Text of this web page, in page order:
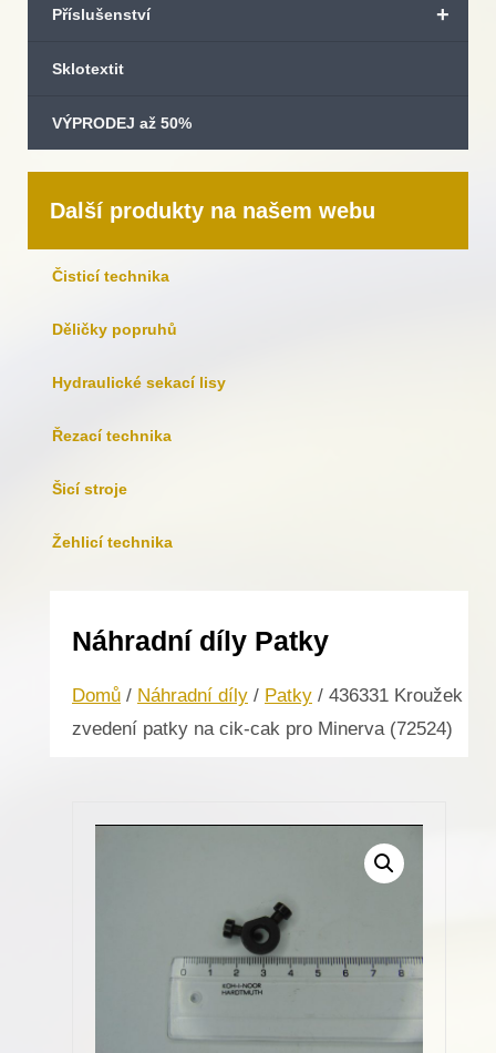
+
Příslušenství
Sklotextit
VÝPRODEJ až 50%
Další produkty na našem webu
Čisticí technika
Děličky popruhů
Hydraulické sekací lisy
Řezací technika
Šicí stroje
Žehlicí technika
Náhradní díly Patky
Domů / Náhradní díly / Patky / 436331 Kroužek
zvedení patky na cik-cak pro Minerva (72524)